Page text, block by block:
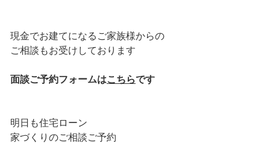
現金でお建てになるご家族様からの
ご相談もお受けしております
面談ご予約フォームはこちらです
明日も住宅ローン
家づくりのご相談ご予約